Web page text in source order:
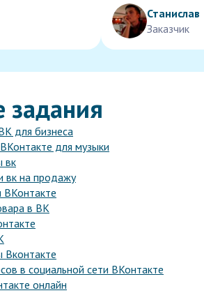
Станислав
Заказчик
для бизнеса
для музыки
вк
вк на продажу
ВКонтакте
в ВК
Вконтакте
в социальной сети ВКонтакте
онлайн